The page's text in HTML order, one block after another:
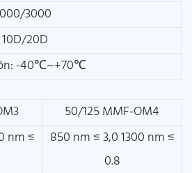
3000
20D
-40℃~+70℃
50/125 MMF-OM4
nm ≤
850 nm ≤ 3,0 1300 nm ≤
0.8